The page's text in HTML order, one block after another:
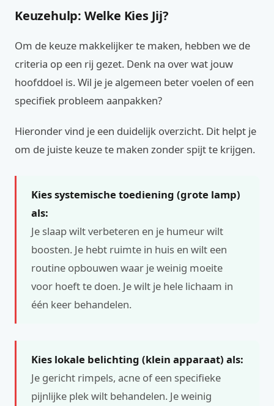
Keuzehulp: Welke Kies Jij?
Om de keuze makkelijker te maken, hebben we de
criteria op een rij gezet. Denk na over wat jouw
hoofddoel is. Wil je je algemeen beter voelen of een
specifiek probleem aanpakken?
Hieronder vind je een duidelijk overzicht. Dit helpt je
om de juiste keuze te maken zonder spijt te krijgen.
Kies systemische toediening (grote lamp)
als:
Je slaap wilt verbeteren en je humeur wilt
boosten. Je hebt ruimte in huis en wilt een
routine opbouwen waar je weinig moeite
voor hoeft te doen. Je wilt je hele lichaam in
één keer behandelen.
Kies lokale belichting (klein apparaat) als:
Je gericht rimpels, acne of een specifieke
pijnlijke plek wilt behandelen. Je weinig